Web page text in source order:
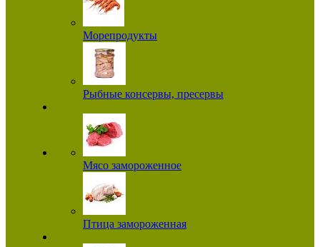
Морепродукты
Рыбные консервы, пресервы
Мясо замороженное
Птица замороженная